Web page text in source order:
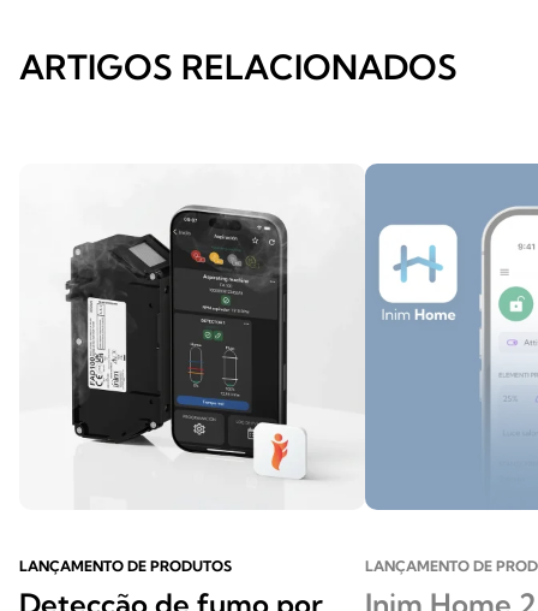
ARTIGOS RELACIONADOS
LANÇAMENTO DE PRODUTOS
Detecção de fumo por
LANÇAMENTO DE
Inim Home